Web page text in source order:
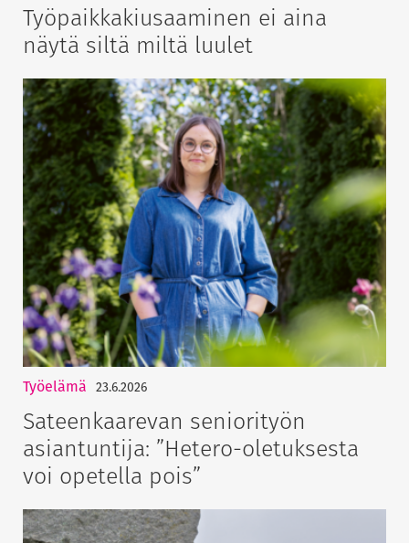
Työpaikkakiusaaminen ei aina
näytä siltä miltä luulet
Työelämä 23.6.2026
Sateenkaarevan seniorityön
asiantuntija: ”Hetero-oletuksesta
voi opetella pois”